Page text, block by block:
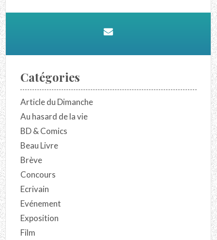
Catégories
Article du Dimanche
Au hasard de la vie
BD & Comics
Beau Livre
Brève
Concours
Ecrivain
Evénement
Exposition
Film